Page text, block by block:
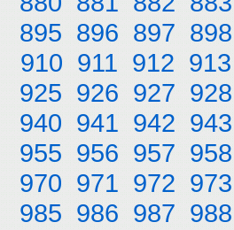
895 896 897 898
910 911 912 913
925 926 927 928
940 941 942 943
955 956 957 958
970 971 972 973
985 986 987 988